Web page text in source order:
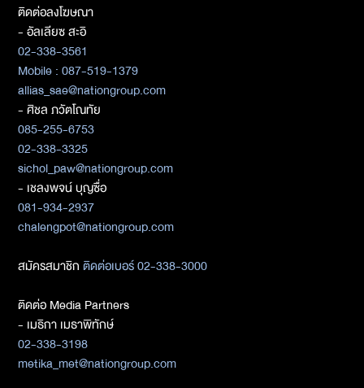
ติดต่อลงโฆษณา
- อัลเลียซ สะอิ
02-338-3561
Mobile : 087-519-1379
allias_sae@nationgroup.com
- ศิชล ภวัตโณทัย
085-255-6753
02-338-3325
sichol_paw@nationgroup.com
- เชลงพจน์ บุญซื่อ
081-934-2937
chalengpot@nationgroup.com
สมัครสมาชิกติดต่อเบอร์ 02-338-3000
ติดต่อ Media Partners
- เมธิกา เมธาพิทักษ์
02-338-3198
metika_met@nationgroup.com